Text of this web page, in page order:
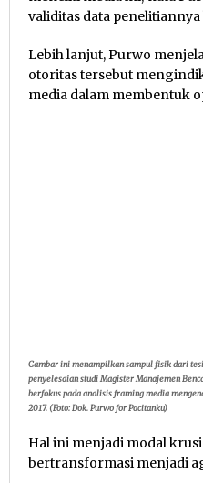
validitas data
Lebih lanjut, Purwo
otoritas tersebut
media dalam membentuk
Gambar ini menampilkan sampul fisik dari
penyelesaian studi Magister Manajemen
berfokus pada analisis framing media
2017. (Foto: Dok. Purwo for Pacitanku)
Hal ini menjadi modal
bertransformasi menjadi